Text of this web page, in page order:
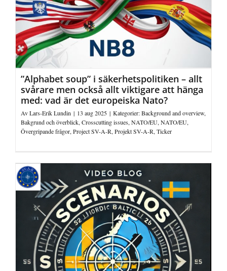
”Alphabet soup” i säkerhetspolitiken – allt
svårare men också allt viktigare att hänga
med: vad är det europeiska Nato?
AvLars-Erik Lundin | 13 aug 2025 | Kategorier:Background and overview,
Bakgrund och överblick,Crosscutting issues,NATO/EU,NATO/EU,
Övergripande frågor,Project SV-A-R,Projekt SV-A-R,Ticker